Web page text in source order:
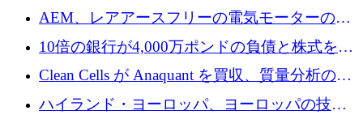
ルを獲得し、企業運営向けにエージェント AI
を拡張
AEM、レアアースフリーの電気モーターの革
新を加速するために1,600万ポンドを確保
10倍の銀行が4,000万ポンドの負債と株式を調
達
Clean Cells が Anaquant を買収、質量分析の専
門知識によるバイオ医薬品の品質管理を拡大
ハイランド・ヨーロッパ、ヨーロッパの技術